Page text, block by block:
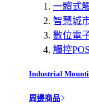
一體式
智慧城
數位電
觸控
Industrial
周邊商品